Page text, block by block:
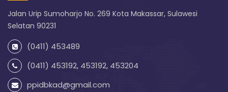
Jalan Urip Sumoharjo No. 269 Kota Makassar, Sulawesi
Selatan 90231
(0411) 453489
(0411) 453192, 453192, 453204
ppidbkad@gmail.com